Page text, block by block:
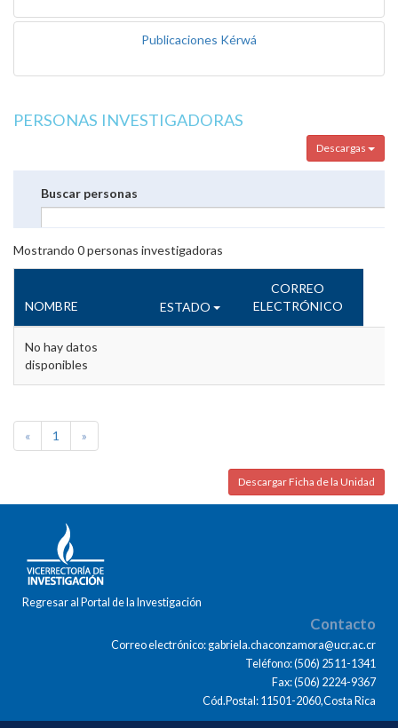
Publicaciones Kérwá
PERSONAS INVESTIGADORAS
Descargas
Buscar personas
Mostrando 0personas investigadoras
NOMBRE ESTADO
CORREO
ELECTRÓNICO
No hay datos
disponibles
« 1 »
Descargar Ficha de la Unidad
Regresar al Portal de la Investigación
Contacto
Correo electrónico: gabriela.chaconzamora@ucr.ac.cr
Teléfono: (506) 2511-1341
Fax: (506) 2224-9367
Cód.Postal: 11501-2060,Costa Rica